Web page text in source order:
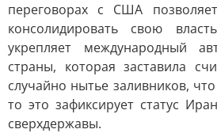
переговорах с США
консолидировать свою
укрепляет международный
страны, которая заставила
случайно нытье заливников,
то это зафиксирует статус
сверхдержавы.